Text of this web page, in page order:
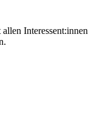
Interessent:innen